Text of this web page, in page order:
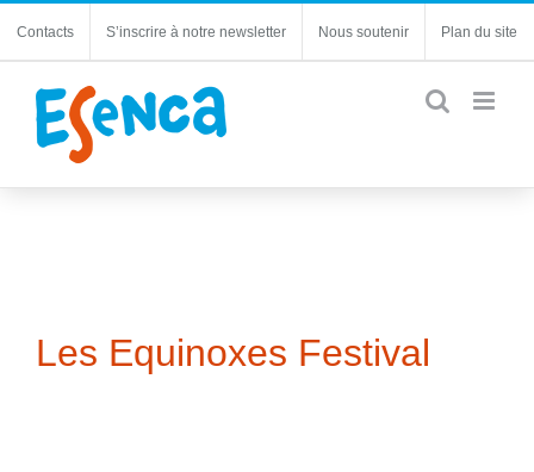
Contacts S’inscrire à notre newsletter Nous soutenir Plan du site
Les Equinoxes Festival